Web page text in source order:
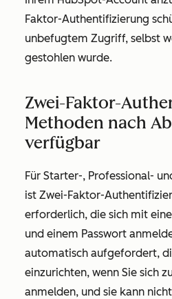
Faktor-Authentifizierung
unbefugtem Zugriff, selbst
gestohlen wurde.
Zwei-Faktor-
Methoden nach
verfügbar
Für Starter-, Professional-
ist Zwei-Faktor-
erforderlich, die sich mit
und einem Passwort
automatisch aufgefordert,
einzurichten, wenn Sie sich
anmelden, und sie kann